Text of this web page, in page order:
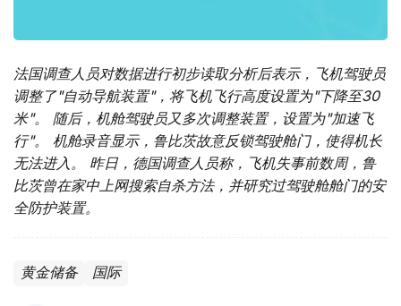
法国调查人员对数据进行初步读取分析后表示，飞机驾驶员
调整了"自动导航装置"，将飞机飞行高度设置为"下降至30
米"。 随后，机舱驾驶员又多次调整装置，设置为"加速飞
行"。 机舱录音显示，鲁比茨故意反锁驾驶舱门，使得机长
无法进入。 昨日，德国调查人员称，飞机失事前数周，鲁
比茨曾在家中上网搜索自杀方法，并研究过驾驶舱舱门的安
全防护装置。
黄金储备 国际